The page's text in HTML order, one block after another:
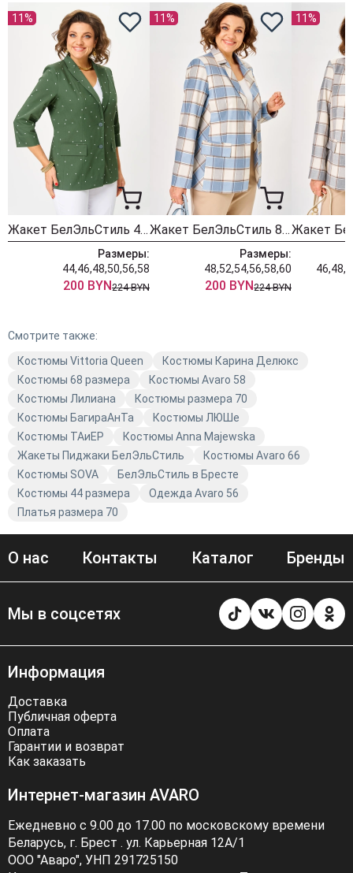
11%
Жакет БелЭльСтиль 412 олива + белый горох
Размеры:
44,46,48,50,56,58
200 BYN224 BYN
11%
Жакет БелЭльСтиль 886 голубая клетка
Размеры:
48,52,54,56,58,60
200 BYN224 BYN
11%
Смотрите также:
Костюмы Vittoria Queen
Костюмы Карина Делюкс
Костюмы 68 размера
Костюмы Avaro 58
Костюмы Лилиана
Костюмы размера 70
Костюмы БагираАнТа
Костюмы ЛЮШе
Костюмы TAиЕР
Костюмы Anna Majewska
Жакеты Пиджаки БелЭльСтиль
Костюмы Avaro 66
Костюмы SOVA
БелЭльСтиль в Бресте
Костюмы 44 размера
Одежда Avaro 56
Платья размера 70
О нас Контакты Каталог Бренды
Мы в соцсетях
Информация
Доставка
Публичная оферта
Оплата
Гарантии и возврат
Как заказать
Интернет-магазин AVARO
Ежедневно с 9.00 до 17.00 по московскому времени
Беларусь, г. Брест . ул. Карьерная 12А/1
ООО "Аваро", УНП 291725150